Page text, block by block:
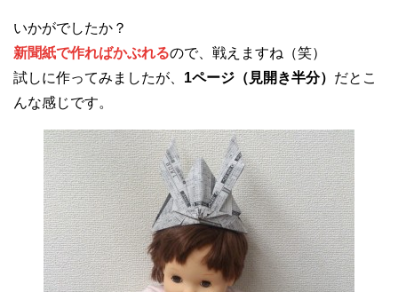
いかがでしたか？
新聞紙で作ればかぶれるので、戦えますね（笑）
試しに作ってみましたが、 1ページ（見開き半分） だとこ
んな感じです。